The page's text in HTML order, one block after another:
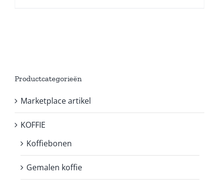
Productcategorieën
Marketplace artikel
KOFFIE
Koffiebonen
Gemalen koffie